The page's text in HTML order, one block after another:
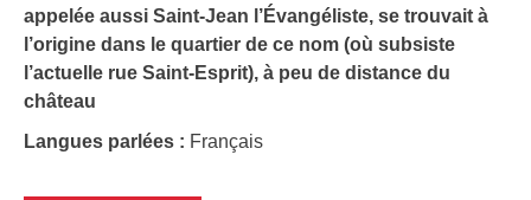
appelée aussi Saint-Jean l’Évangéliste, se trouvait à
l’origine dans le quartier de ce nom (où subsiste
l’actuelle rue Saint-Esprit), à peu de distance du
château
Langues parlées : Français